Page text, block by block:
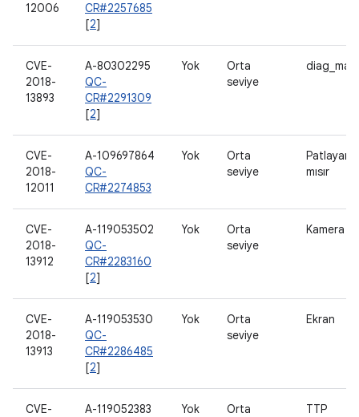
12006
CR#2257685
[2]
CVE-
2018-
13893
A-80302295
QC-
CR#2291309
[2]
Yok
Orta
seviye
CVE-
2018-
12011
A-109697864
QC-
CR#2274853
Yok
Orta
seviye
Patlayan
mısır
CVE-
2018-
13912
A-119053502
QC-
CR#2283160
[2]
Yok
Orta
seviye
Kamera
CVE-
2018-
13913
A-119053530
QC-
CR#2286485
[2]
Yok
Orta
seviye
Ekran
CVE-
A-119052383
Yok
Orta
TTP